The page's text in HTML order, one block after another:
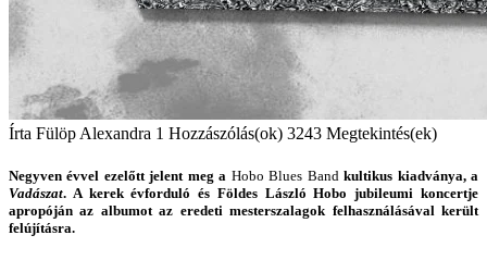
Írta Fülöp Alexandra 1 Hozzászólás(ok) 3243 Megtekintés(ek)
Negyven évvel ezelőtt jelent meg a Hobo Blues Bandkultikus kiadványa, a
Vadászat. A kerek évforduló és Földes László Hobo jubileumi koncertje
apropóján az albumot az eredeti mesterszalagok felhasználásával került
felújításra.